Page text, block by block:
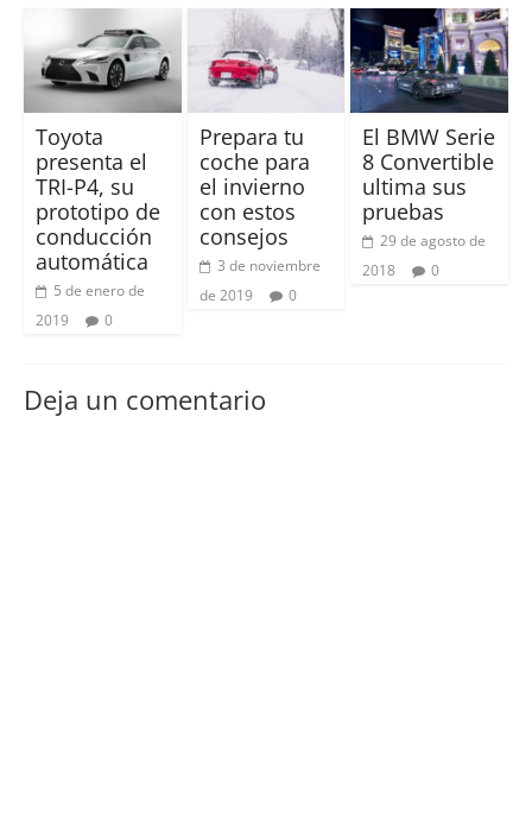
Toyota
presenta el
TRI-P4, su
prototipo de
conducción
automática
5 de enero de
2019
0
Prepara tu
coche para
el invierno
con estos
consejos
3 de noviembre
de 2019
0
El BMW Serie
8 Convertible
ultima sus
pruebas
29 de agosto de
2018
0
Deja un comentario